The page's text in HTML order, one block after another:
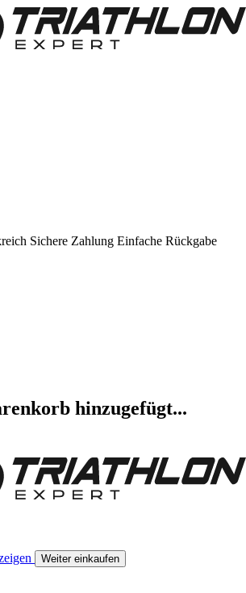
Sichere Zahlung Einfache Rückgabe
hinzugefügt...
Weiter einkaufen